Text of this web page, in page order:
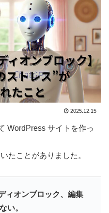
2025.12.15
WordPress サイトを作っ
たことがありました。
ィオンブロック、編集
い。